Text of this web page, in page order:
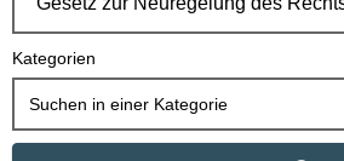
o
Kategorien
Suchen in einer Kategorie